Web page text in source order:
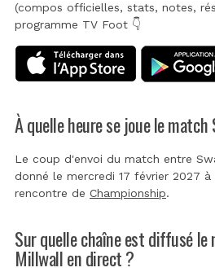
(compos officielles, stats, notes,
programme TV Foot 👇
À quelle heure se joue le
Le coup d'envoi du match entre
donné le mercredi 17 février 2027
rencontre de Championship.
Sur quelle chaîne est diffusé le
Millwall en direct ?